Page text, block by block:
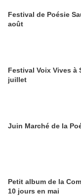
Festival de Poésie
août
Festival Voix Vives à
juillet
Juin Marché de la
Petit album de la
10 jours en mai